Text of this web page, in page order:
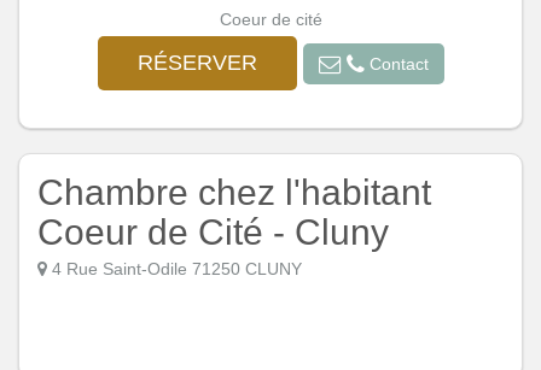
Coeur de cité
RÉSERVER Contact
Chambre chez l'habitant
Coeur de Cité - Cluny
4 Rue Saint-Odile 71250 CLUNY